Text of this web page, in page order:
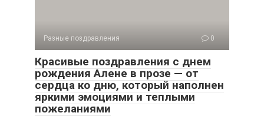
Разные поздравления 0
Красивые поздравления с днем
рождения Алене в прозе — от
сердца ко дню, который наполнен
яркими эмоциями и теплыми
пожеланиями